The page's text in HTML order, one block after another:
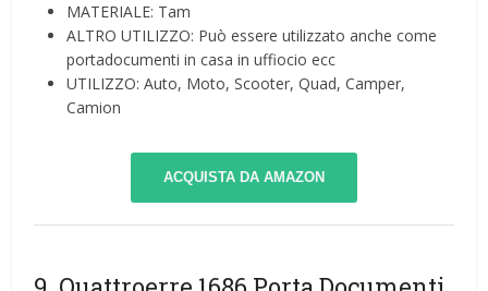
MATERIALE: Tam
ALTRO UTILIZZO: Può essere utilizzato anche come
portadocumenti in casa in uffiocio ecc
UTILIZZO: Auto, Moto, Scooter, Quad, Camper,
Camion
ACQUISTA DA AMAZON